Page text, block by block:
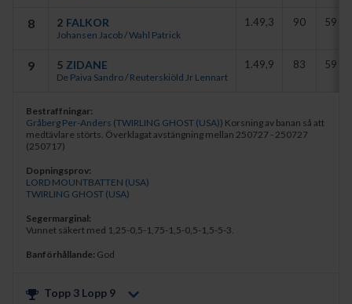
8 2 FALKOR
Johansen Jacob/Wahl Patrick
1.49,3 90 59 B
9 5 ZIDANE
De Paiva Sandro/ Reuterskiöld Jr Lennart
1.49,9 83 59 B
Bestraffningar:
Gråberg Per-Anders (TWIRLING GHOST (USA)) Korsning av banan så att
medtävlare störts. Överklagat avstängning mellan 250727 - 250727
(250717)
Dopningsprov:
LORD MOUNTBATTEN (USA)
TWIRLING GHOST (USA)
Segermarginal:
Vunnet säkert med 1,25-0,5-1,75-1,5-0,5-1,5-5-3.
Banförhållande: God
Topp 3 Lopp 9